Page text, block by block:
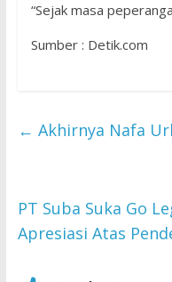
“Sejak masa
Sumber : Detik.com
← Akhirnya Nafa
PT Suba Suka Go
Apresiasi Atas